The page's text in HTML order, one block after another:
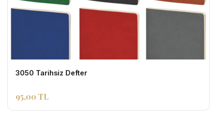
3050 Tarihsiz Defter
95,00 TL